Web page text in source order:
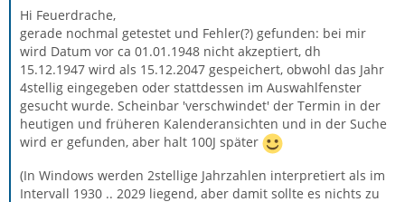
Hi Feuerdrache,
gerade nochmal getestet und Fehler(?) gefunden: bei mir
wird Datum vor ca 01.01.1948 nicht akzeptiert, dh
15.12.1947 wird als 15.12.2047 gespeichert, obwohl das Jahr
4stellig eingegeben oder stattdessen im Auswahlfenster
gesucht wurde. Scheinbar 'verschwindet' der Termin in der
heutigen und früheren Kalenderansichten und in der Suche
wird er gefunden, aber halt 100J später
(In Windows werden 2stellige Jahrzahlen interpretiert als im
Intervall 1930 .. 2029 liegend, aber damit sollte es nichts zu